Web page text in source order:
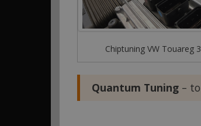
Chiptuning VW Touareg
Quantum Tuning –